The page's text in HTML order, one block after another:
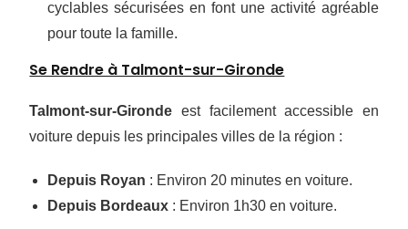
cyclables sécurisées en font une activité agréable
pour toute la famille.
Se Rendre à Talmont-sur-Gironde
Talmont-sur-Gironde est facilement accessible en
voiture depuis les principales villes de la région :
Depuis Royan : Environ 20 minutes en voiture.
Depuis Bordeaux : Environ 1h30 en voiture.